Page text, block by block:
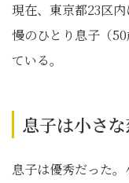
現在、東京都23区
慢のひとり息子（
ている。
息子は小さ
息子は優秀だった